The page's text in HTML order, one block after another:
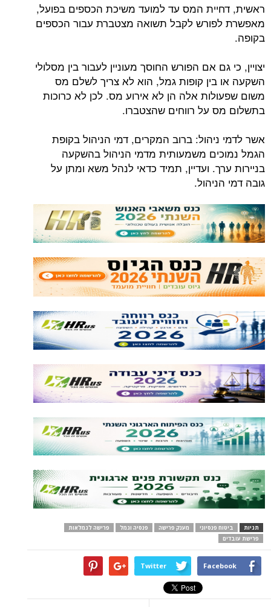
ראשית, דחיית המס עד למועד משיכת הכספים בפועל,
מאפשרת לפורש לקבל תשואה מצטברת עבור הכספים
בקופה.
יצויין, כי גם אם הפורש החוסך מעוניין לעבור בין מסלולי
השקעה או בין קופות גמל, הוא לא צריך לשלם מס
משום שפעולות אלה הן לא אירוע מס. לכן לא כרוכות
בתשלום מס על רווחים שהצטברו.
אשר לדמי ניהול: ברוב המקרים, דמי הניהול בקופת
הגמל נמוכים משמעותית מדמי הניהול בהשקעה
בניירות ערך. ועדיין, תמיד כדאי לנהל משא ומתן על
גובה דמי הניהול.
תגיות ביטוח פנסיוני מענק פרישה פנסיה וגמל
פרישה לגמלאות
פרישת עובדים
Facebook
Twitter